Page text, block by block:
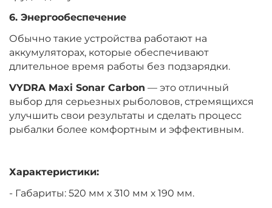
6. Энергообеспечение
Обычно такие устройства работают на
аккумуляторах, которые обеспечивают
длительное время работы без подзарядки.
VYDRA Maxi Sonar Carbon — это отличный
выбор для серьезных рыболовов, стремящихся
улучшить свои результаты и сделать процесс
рыбалки более комфортным и эффективным.
Характеристики:
- Габариты: 520 мм х 310 мм х 190 мм.